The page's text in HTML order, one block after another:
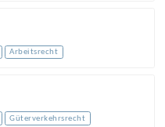
Arbeitsrecht
Güterverkehrsrecht